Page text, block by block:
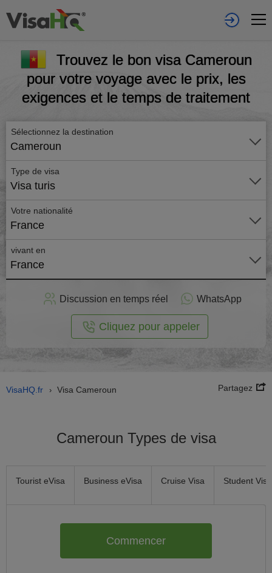
Trouvez le bon visa Cameroun
pour votre voyage avec le prix, les
exigences et le temps de traitement
Sélectionnez la destination
Cameroun
Type de visa
Visa turis
Votre nationalité
France
vivant en
France
Discussion en temps réel WhatsApp
Cliquez pour appeler
VisaHQ.fr › Visa Cameroun Partagez
Cameroun Types de visa
Tourist eVisa Business eVisa Cruise Visa Student Visa
Commencer